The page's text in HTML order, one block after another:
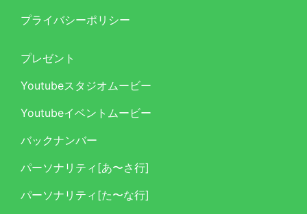
プライバシーポリシー
プレゼント
Youtubeスタジオムービー
Youtubeイベントムービー
バックナンバー
パーソナリティ[あ〜さ行]
パーソナリティ[た〜な行]